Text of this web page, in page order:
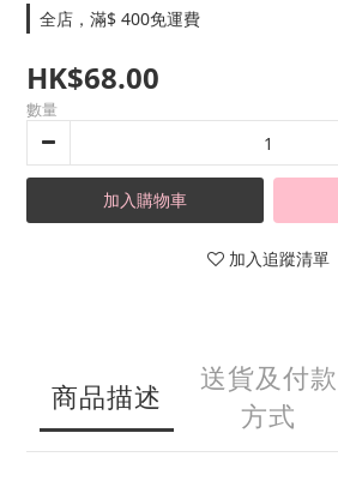
全店，滿$ 400免運費
HK$68.00
數量
加入購物車
加入追蹤清單
商品描述
送貨及付款
方式